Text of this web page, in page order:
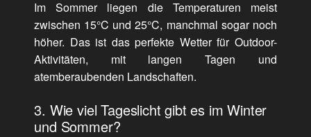
Im Sommer liegen die Temperaturen meist
zwischen 15°C und 25°C, manchmal sogar noch
höher. Das ist das perfekte Wetter für Outdoor-
Aktivitäten, mit langen Tagen und
atemberaubenden Landschaften.
3. Wie viel Tageslicht gibt es im Winter
und Sommer?